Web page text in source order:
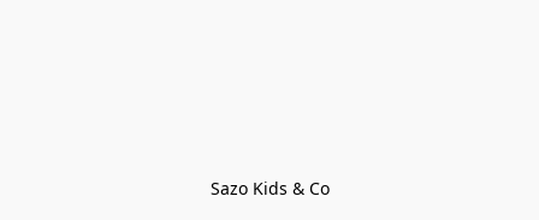
Sazo Kids & Co